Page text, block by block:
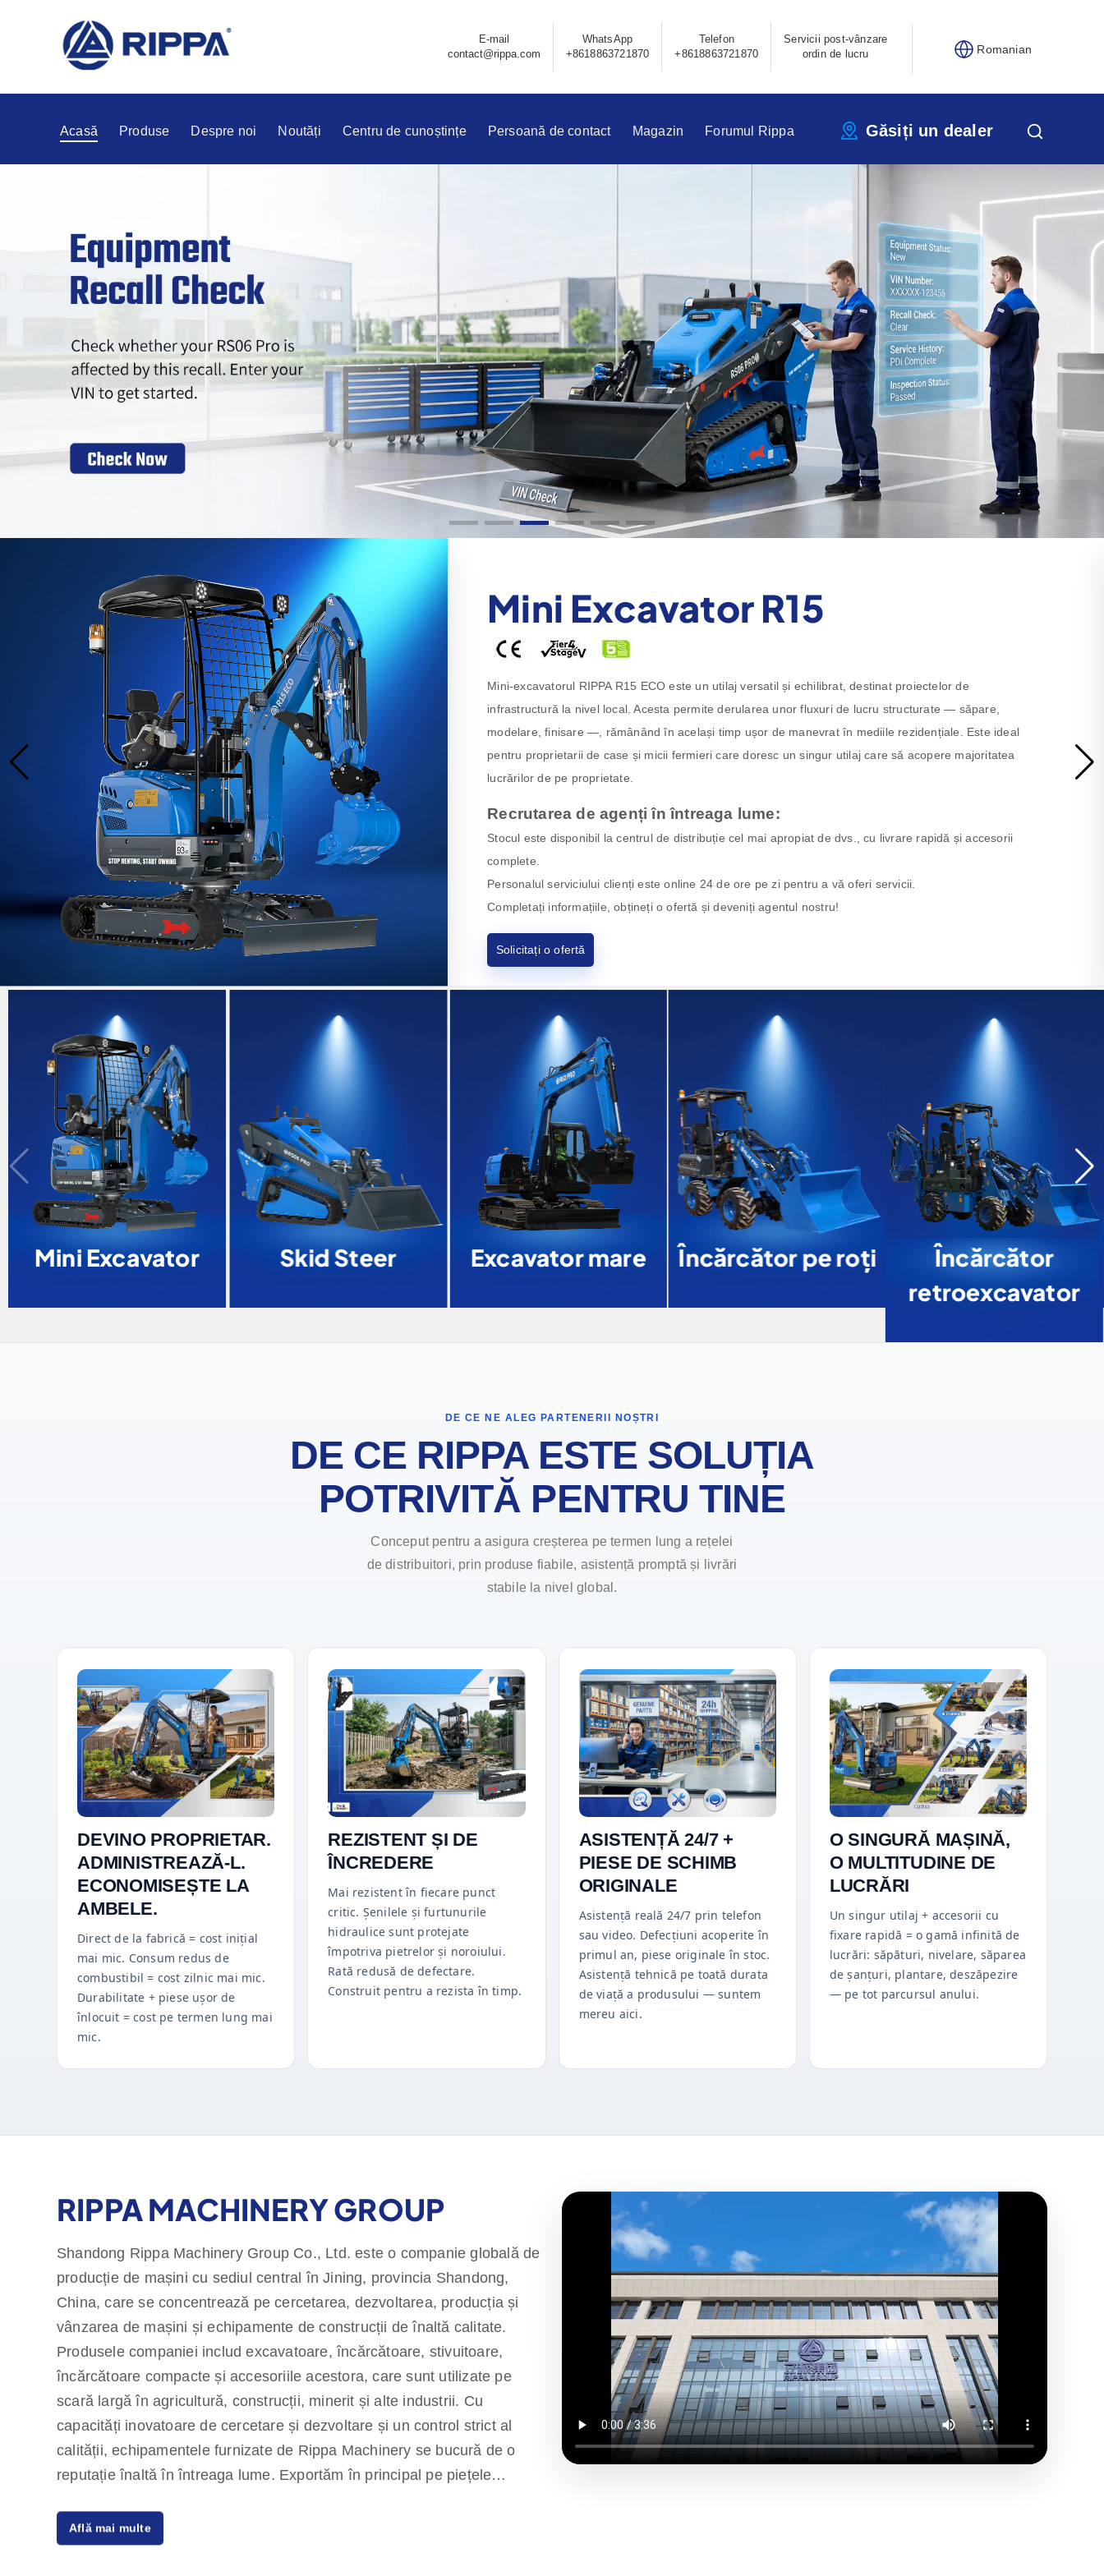
E-mail
contact@rippa.com
WhatsApp
+8618863721870
Telefon
+8618863721870
Servicii post-vânzare
ordin de lucru
Romanian
Acasă Produse Despre noi Noutăți Centru de cunoștințe Persoană de contact Magazin Forumul Rippa Găsiți un dealer
Mini Excavator R15
Mini-excavatorul RIPPA R15 ECO este un utilaj versatil și echilibrat, destinat proiectelor de
infrastructură la nivel local. Acesta permite derularea unor fluxuri de lucru structurate — săpare,
modelare, finisare —, rămânând în același timp ușor de manevrat în mediile rezidențiale. Este ideal
pentru proprietarii de case și micii fermieri care doresc un singur utilaj care să acopere majoritatea
lucrărilor de pe proprietate.
Recrutarea de agenți în întreaga lume:
Stocul este disponibil la centrul de distribuție cel mai apropiat de dvs., cu livrare rapidă și accesorii
complete.
Personalul serviciului clienți este online 24 de ore pe zi pentru a vă oferi servicii.
Completați informațiile, obțineți o ofertă și deveniți agentul nostru!
Solicitați o ofertă
Mini Excavator Skid Steer Excavator mare Încărcător pe roți
Încărcător
retroexcavator
DE CE NE ALEG PARTENERII NOȘTRI
DE CE RIPPA ESTE SOLUȚIA
POTRIVITĂ PENTRU TINE
Conceput pentru a asigura creșterea pe termen lung a rețelei
de distribuitori, prin produse fiabile, asistență promptă și livrări
stabile la nivel global.
DEVINO PROPRIETAR.
ADMINISTREAZĂ-L.
ECONOMISEȘTE LA
AMBELE.
Direct de la fabrică = cost inițial
mai mic. Consum redus de
combustibil = cost zilnic mai mic.
Durabilitate + piese ușor de
înlocuit = cost pe termen lung mai
mic.
REZISTENT ȘI DE
ÎNCREDERE
Mai rezistent în fiecare punct
critic. Șenilele și furtunurile
hidraulice sunt protejate
împotriva pietrelor și noroiului.
Rată redusă de defectare.
Construit pentru a rezista în timp.
ASISTENȚĂ 24/7 +
PIESE DE SCHIMB
ORIGINALE
Asistență reală 24/7 prin telefon
sau video. Defecțiuni acoperite în
primul an, piese originale în stoc.
Asistență tehnică pe toată durata
de viață a produsului — suntem
mereu aici.
O SINGURĂ MAȘINĂ,
O MULTITUDINE DE
LUCRĂRI
Un singur utilaj + accesorii cu
fixare rapidă = o gamă infinită de
lucrări: săpături, nivelare, săparea
de șanțuri, plantare, deszăpezire
— pe tot parcursul anului.
RIPPA MACHINERY GROUP
Shandong Rippa Machinery Group Co., Ltd. este o companie globală de
producție de mașini cu sediul central în Jining, provincia Shandong,
China, care se concentrează pe cercetarea, dezvoltarea, producția și
vânzarea de mașini și echipamente de construcții de înaltă calitate.
Produsele companiei includ excavatoare, încărcătoare, stivuitoare,
încărcătoare compacte și accesoriile acestora, care sunt utilizate pe
scară largă în agricultură, construcții, minerit și alte industrii. Cu
capacități inovatoare de cercetare și dezvoltare și un control strict al
calității, echipamentele furnizate de Rippa Machinery se bucură de o
reputație înaltă în întreaga lume. Exportăm în principal pe piețele
angajându-ne să satisfacem nevoile clienților pentru produse rentabile și
de înaltă calitate. Rippa are, de asemenea, mai mulți agenți în întreaga